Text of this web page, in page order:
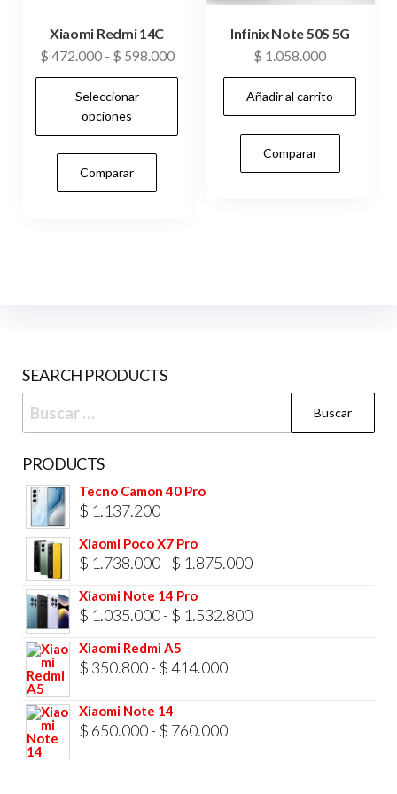
Xiaomi Redmi 14C
$ 472.000 - $ 598.000Rango
de
$ 472.000
Seleccionar
opciones
Este
producto
elegir
en
la
página
de
producto
Comparar
Infinix Note 50S 5G
$ 1.058.000
Añadir al carrito
Comparar
SEARCH PRODUCTS
Buscar:
PRODUCTS
Tecno Camon 40 Pro
$ 1.137.200
Xiaomi Poco X7 Pro
$ 1.738.000- $ 1.875.000Rango
precios:
Xiaomi Note 14 Pro
$ 1.035.000- $ 1.532.800Rango
Xiaomi Redmi A5
$ 350.800- $414.000Rango
desde
Xiaomi Note 14
$ 650.000- $ 760.000Rango